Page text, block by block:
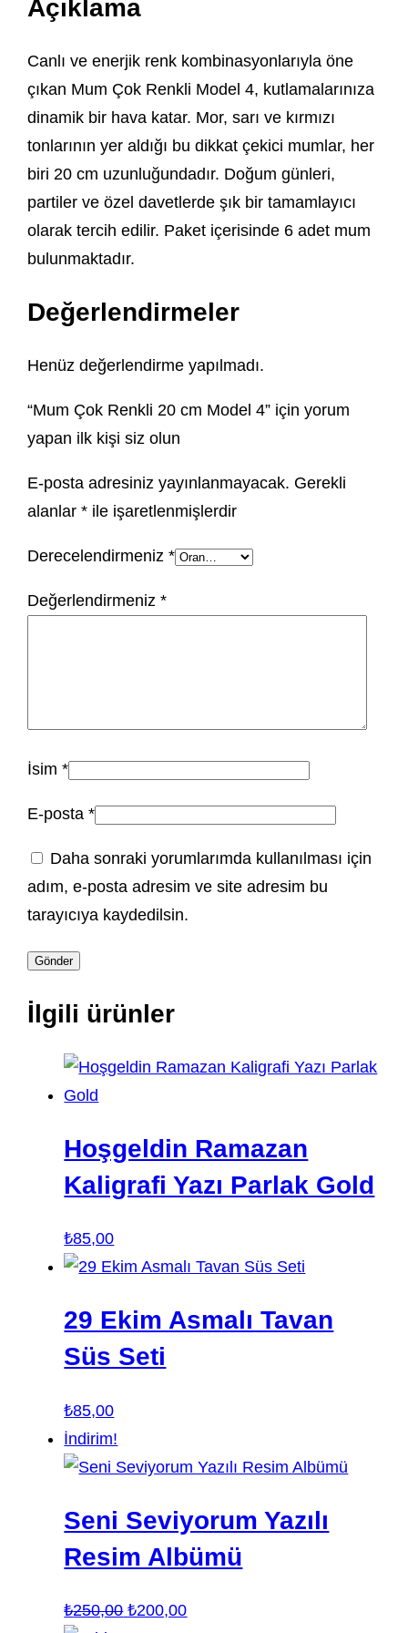
Açıklama
Canlı ve enerjik renk kombinasyonlarıyla öne
çıkan Mum Çok Renkli Model 4, kutlamalarınıza
dinamik bir hava katar. Mor, sarı ve kırmızı
tonlarının yer aldığı bu dikkat çekici mumlar, her
biri 20 cm uzunluğundadır. Doğum günleri,
partiler ve özel davetlerde şık bir tamamlayıcı
olarak tercih edilir. Paket içerisinde 6 adet mum
bulunmaktadır.
Değerlendirmeler
Henüz değerlendirme yapılmadı.
“Mum Çok Renkli 20 cm Model 4” için yorum
yapan ilk kişi siz olun
E-posta adresiniz yayınlanmayacak. Gerekli
alanlar* ile işaretlenmişlerdir
Derecelendirmeniz*
Değerlendirmeniz*
İsim*
E-posta*
Daha sonraki yorumlarımda kullanılması için
adım, e-posta adresim ve site adresim bu
tarayıcıya kaydedilsin.
İlgili ürünler
Hoşgeldin Ramazan
Kaligrafi Yazı Parlak Gold
₺85,00
29 Ekim Asmalı Tavan
Süs Seti
₺85,00
İndirim!
Seni Seviyorum Yazılı
Resim Albümü
₺250,00 Orijinal
₺200,00Şu